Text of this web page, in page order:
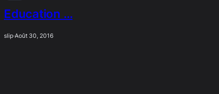
Education …
slip·Août 30, 2016